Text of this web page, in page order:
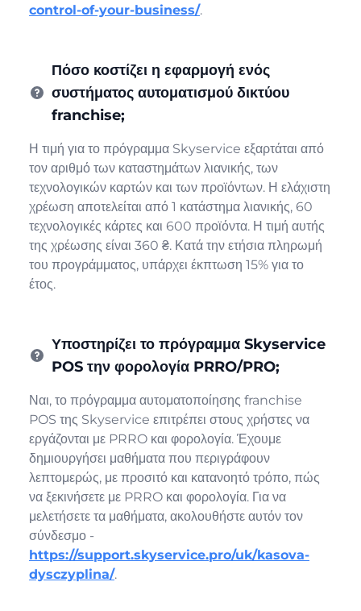
control-of-your-business/.
Πόσο κοστίζει η εφαρμογή ενός
συστήματος αυτοματισμού δικτύου
franchise;
Η τιμή για το πρόγραμμα Skyservice εξαρτάται από
τον αριθμό των καταστημάτων λιανικής, των
τεχνολογικών καρτών και των προϊόντων. Η ελάχιστη
χρέωση αποτελείται από 1 κατάστημα λιανικής, 60
τεχνολογικές κάρτες και 600 προϊόντα. Η τιμή αυτής
της χρέωσης είναι 360 ₴. Κατά την ετήσια πληρωμή
του προγράμματος, υπάρχει έκπτωση 15% για το
έτος.
Υποστηρίζει το πρόγραμμα Skyservice
POS την φορολογία PRRO/PRO;
Ναι, το πρόγραμμα αυτοματοποίησης franchise
POS της Skyservice επιτρέπει στους χρήστες να
εργάζονται με PRRO και φορολογία. Έχουμε
δημιουργήσει μαθήματα που περιγράφουν
λεπτομερώς, με προσιτό και κατανοητό τρόπο, πώς
να ξεκινήσετε με PRRO και φορολογία. Για να
μελετήσετε τα μαθήματα, ακολουθήστε αυτόν τον
σύνδεσμο -
https://support.skyservice.pro/uk/kasova-
dysczyplina/.